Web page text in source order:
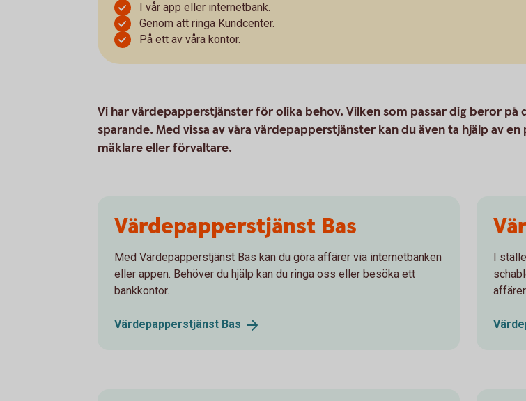
I vår app eller internetbank.
Genom att ringa Kundcenter.
På ett av våra kontor.
Vi har värdepapperstjänster för olika behov. Vilken som passar dig beror på
sparande. Med vissa av våra värdepapperstjänster kan du även ta hjälp av en
mäklare eller förvaltare.
Värdepapperstjänst Bas
Med Värdepapperstjänst Bas kan du göra affärer via internetbanken
eller appen. Behöver du hjälp kan du ringa oss eller besöka ett
bankkontor.
Värdepapperstjänst Bas
I